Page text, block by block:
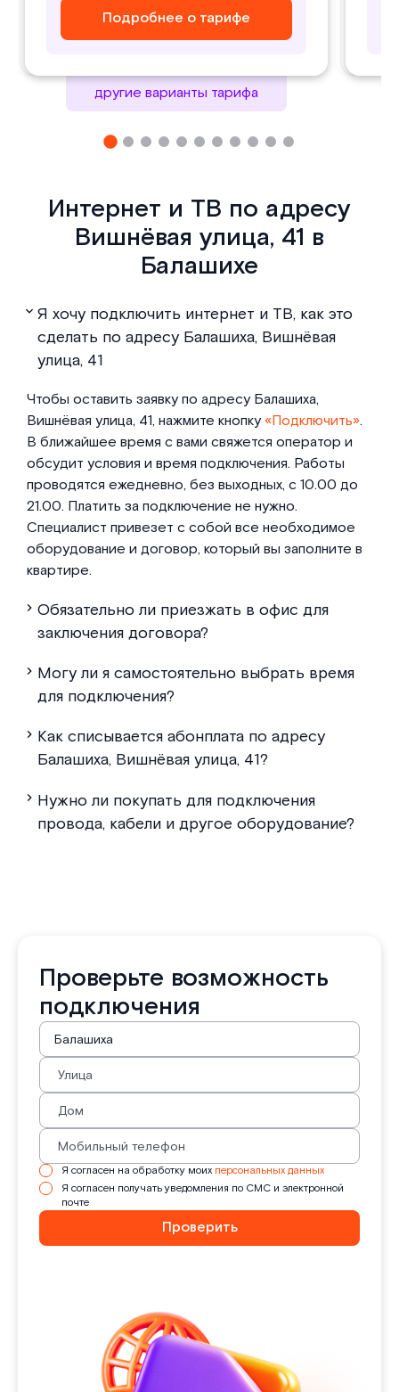
Подробнее о тарифе
Подробнее о тарифе
Подробнее о тарифе
Подробнее о тарифе
другие варианты тарифа
Интернет и ТВ по адресу
Вишнёвая улица, 41 в
Балашихе
Я хочу подключить интернет и ТВ, как это
сделать по адресу Балашиха, Вишнёвая
улица, 41
Чтобы оставить заявку по адресу Балашиха,
Вишнёвая улица, 41, нажмите кнопку«Подключить».
В ближайшее время с вами свяжется оператор и
обсудит условия и время подключения. Работы
проводятся ежедневно, без выходных, с 10.00 до
21.00. Платить за подключение не нужно.
Специалист привезет с собой все необходимое
оборудование и договор, который вы заполните в
квартире.
Обязательно ли приезжать в офис для
заключения договора?
Могу ли я самостоятельно выбрать время
для подключения?
Как списывается абонплата по адресу
Балашиха, Вишнёвая улица, 41?
Нужно ли покупать для подключения
провода, кабели и другое оборудование?
Проверьте возможность
подключения
Я согласен на обработку моих персональных данных
Я согласен получать уведомления по СМС и электронной
почте
Проверить